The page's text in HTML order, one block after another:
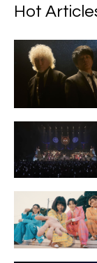
Hot